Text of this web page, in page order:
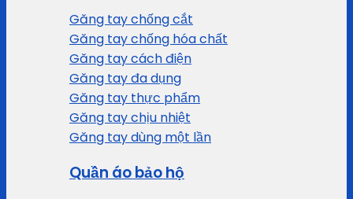
Găng tay chống cắt
Găng tay chống hóa chất
Găng tay cách điện
Găng tay đa dụng
Găng tay thực phẩm
Găng tay chịu nhiệt
Găng tay dùng một lần
Quần áo bảo hộ